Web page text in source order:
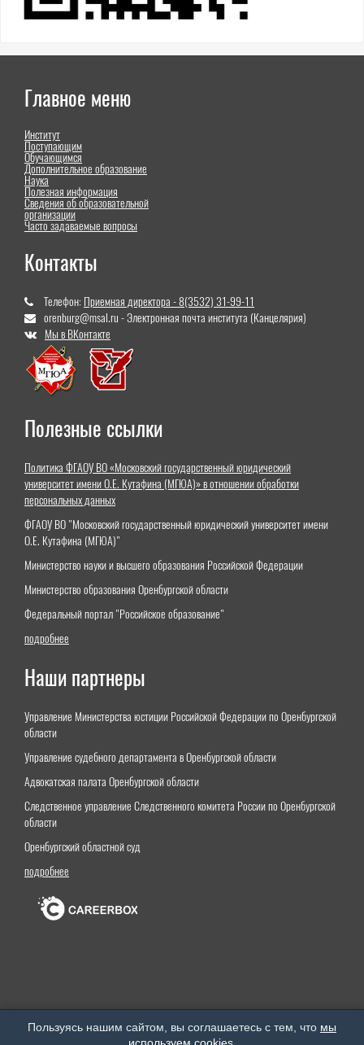
Главное меню
Институт
Поступающим
Обучающимся
Дополнительное образование
Наука
Полезная информация
Сведения об образовательной
организации
Часто задаваемые вопросы
Контакты
Телефон: Приемная директора - 8(3532) 31-99-11
orenburg@msal.ru - Электронная почта института (Канцелярия)
Мы в ВКонтакте
Полезные ссылки
Политика ФГАОУ ВО «Московский государственный юридический
университет имени О.Е. Кутафина (МГЮА)» в отношении обработки
персональных данных
ФГАОУ ВО "Московский государственный юридический университет имени
О.Е. Кутафина (МГЮА)"
Министерство науки и высшего образования Российской Федерации
Министерство образования Оренбургской области
Федеральный портал "Российское образование"
подробнее
Наши партнеры
Управление Министерства юстиции Российской Федерации по Оренбургской
области
Управление судебного департамента в Оренбургской области
Адвокатская палата Оренбургской области
Следственное управление Следственного комитета России по Оренбургской
области
Оренбургский областной суд
подробнее
Пользуясь нашим сайтом, вы соглашаетесь с тем, что мы
Оренбургский институт (филиал) федерального государственного бюджетного образовательного
учреждения высшего образования «Московский государственный юридический университет